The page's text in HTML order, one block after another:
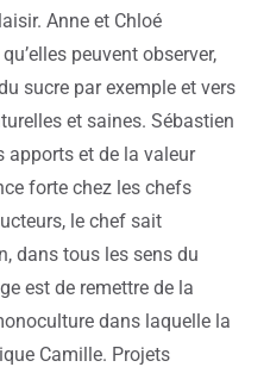
Anne et Chloé
peuvent observer,
sucre par exemple et vers
et saines. Sébastien
apports et de la valeur
forte chez les chefs
le chef sait
dans tous les sens du
est de remettre de la
dans laquelle la
Camille. Projets